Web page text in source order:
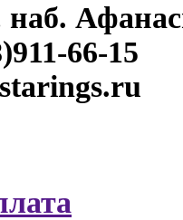
наб.
66-15